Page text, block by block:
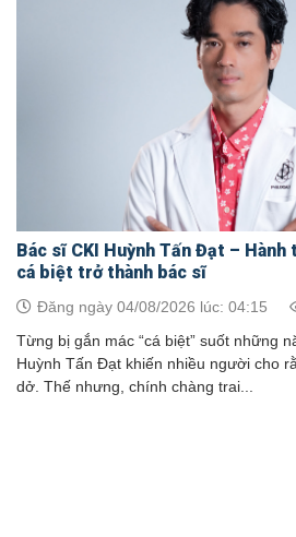
Bác sĩ CKI Huỳnh Tấn Đạt –
cá biệt trở thành bác sĩ
Đăng ngày 04/08/2026 lúc: 04:15
Từng bị gắn mác “cá biệt” suốt những
Huỳnh Tấn Đạt khiến nhiều người cho
dở. Thế nhưng, chính chàng trai...